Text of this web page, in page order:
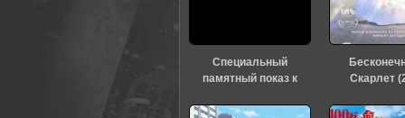
Специальный
памятный показ к
«Евангелиона» (2026)
Скарлет